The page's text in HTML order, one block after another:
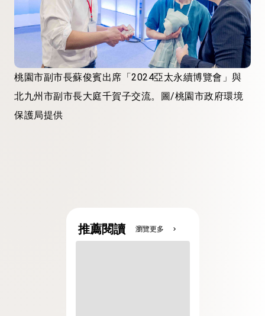
桃園市副市長蘇俊賓出席「2024亞太永續博覽會」與
北九州市副市長大庭千賀子交流。圖/桃園市政府環境
保護局提供
推薦閱讀 瀏覽更多 chevron_right